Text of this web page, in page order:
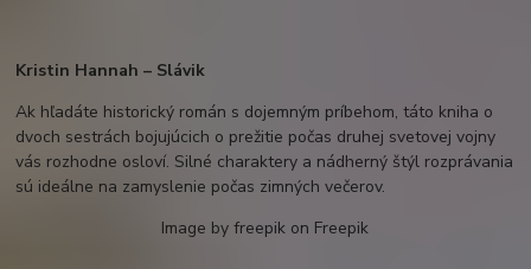
Kristin Hannah – Slávik
Ak hľadáte historický román s dojemným príbehom, táto kniha o
dvoch sestrách bojujúcich o prežitie počas druhej svetovej vojny
vás rozhodne osloví. Silné charaktery a nádherný štýl rozprávania
sú ideálne na zamyslenie počas zimných večerov.
Image by freepik on Freepik